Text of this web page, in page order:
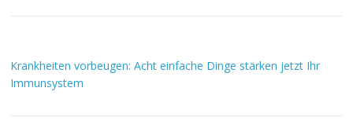
Krankheiten vorbeugen: Acht einfache Dinge stärken jetzt Ihr
Immunsystem